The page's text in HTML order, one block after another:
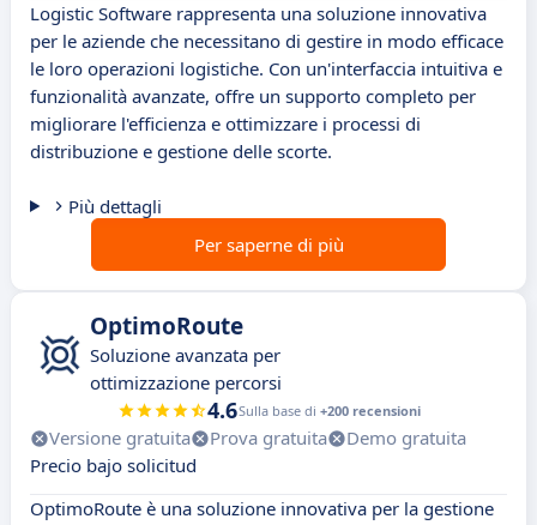
Logistic Software rappresenta una soluzione innovativa
per le aziende che necessitano di gestire in modo efficace
le loro operazioni logistiche. Con un'interfaccia intuitiva e
funzionalità avanzate, offre un supporto completo per
migliorare l'efficienza e ottimizzare i processi di
distribuzione e gestione delle scorte.
Più dettagli
Per saperne di più
OptimoRoute
Soluzione avanzata per
ottimizzazione percorsi
4.6Sulla base di +200 recensioni
Versione gratuita Prova gratuita
Demo gratuita
Precio bajo solicitud
OptimoRoute è una soluzione innovativa per la gestione